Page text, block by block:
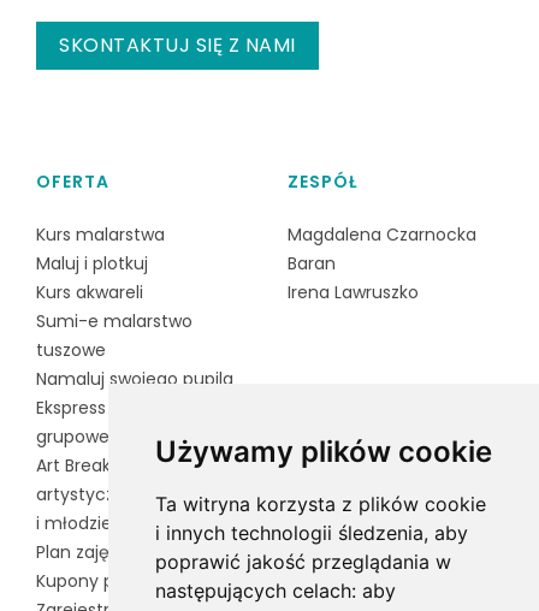
Używamy plików cookie
Ta witryna korzysta z plików cookie
i innych technologii śledzenia, aby
poprawić jakość przeglądania w
następujących celach: aby
SKONTAKTUJ SIĘ Z NAMI
OFERTA
Kurs malarstwa
Maluj i plotkuj
Kurs akwareli
Sumi-e malarstwo
tuszowe
Namaluj swojego pupila
Ekspress - zajęcia
grupowe dla dorosłych
Art Break to zajęcia
artystyczne dla dzieci
i młodzieży
Plan zajęć
Kupony podarunkowe
ZESPÓŁ
Magdalena Czarnocka
Baran
Irena Lawruszko